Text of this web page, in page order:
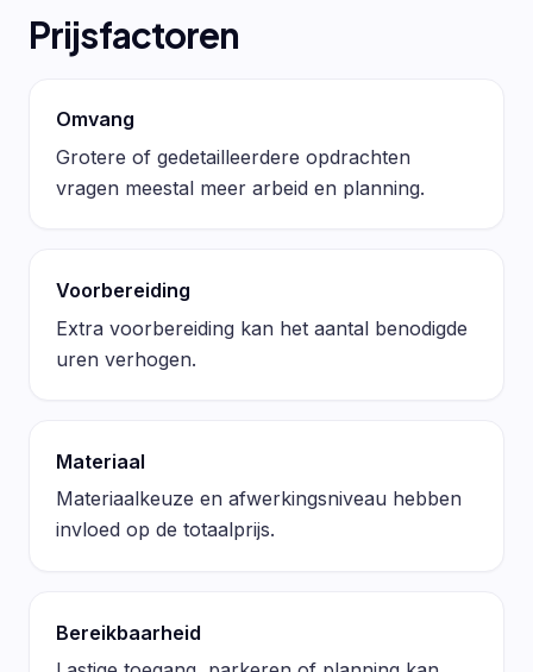
Prijsfactoren
Omvang
Grotere of gedetailleerdere opdrachten
vragen meestal meer arbeid en planning.
Voorbereiding
Extra voorbereiding kan het aantal benodigde
uren verhogen.
Materiaal
Materiaalkeuze en afwerkingsniveau hebben
invloed op de totaalprijs.
Bereikbaarheid